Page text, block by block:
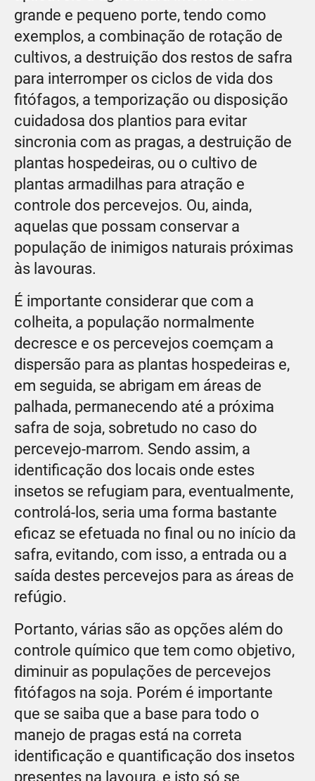
grande e pequeno porte, tendo como
exemplos, a combinação de rotação de
cultivos, a destruição dos restos de safra
para interromper os ciclos de vida dos
fitófagos, a temporização ou disposição
cuidadosa dos plantios para evitar
sincronia com as pragas, a destruição de
plantas hospedeiras, ou o cultivo de
plantas armadilhas para atração e
controle dos percevejos. Ou, ainda,
aquelas que possam conservar a
população de inimigos naturais próximas
às lavouras.
É importante considerar que com a
colheita, a população normalmente
decresce e os percevejos coemçam a
dispersão para as plantas hospedeiras e,
em seguida, se abrigam em áreas de
palhada, permanecendo até a próxima
safra de soja, sobretudo no caso do
percevejo-marrom. Sendo assim, a
identificação dos locais onde estes
insetos se refugiam para, eventualmente,
controlá-los, seria uma forma bastante
eficaz se efetuada no final ou no início da
safra, evitando, com isso, a entrada ou a
saída destes percevejos para as áreas de
refúgio.
Portanto, várias são as opções além do
controle químico que tem como objetivo,
diminuir as populações de percevejos
fitófagos na soja. Porém é importante
que se saiba que a base para todo o
manejo de pragas está na correta
identificação e quantificação dos insetos
presentes na lavoura, e isto só se